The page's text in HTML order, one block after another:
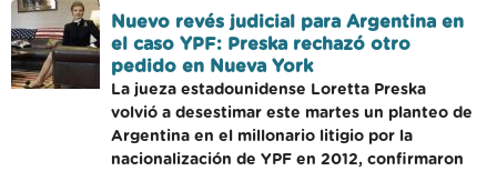
Nuevo revés judicial para Argentina en
el caso YPF: Preska rechazó otro
pedido en Nueva York
La jueza estadounidense Loretta Preska
volvió a desestimar este martes un planteo de
Argentina en el millonario litigio por la
nacionalización de YPF en 2012, confirmaron